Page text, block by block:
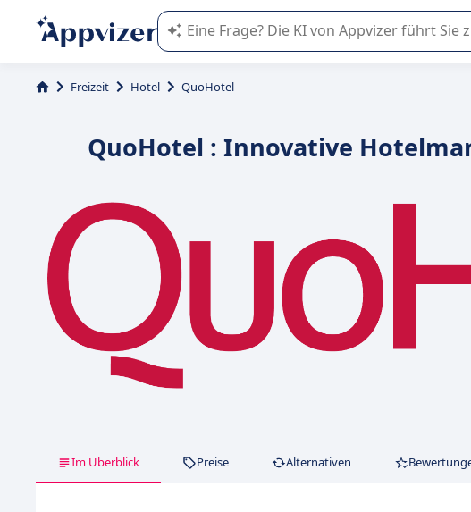
Die KI von Appvizer führt Sie bei der Nutzung
Freizeit Hotel QuoHotel
QuoHotel : Innovative
Im Überblick Preise Alternativen